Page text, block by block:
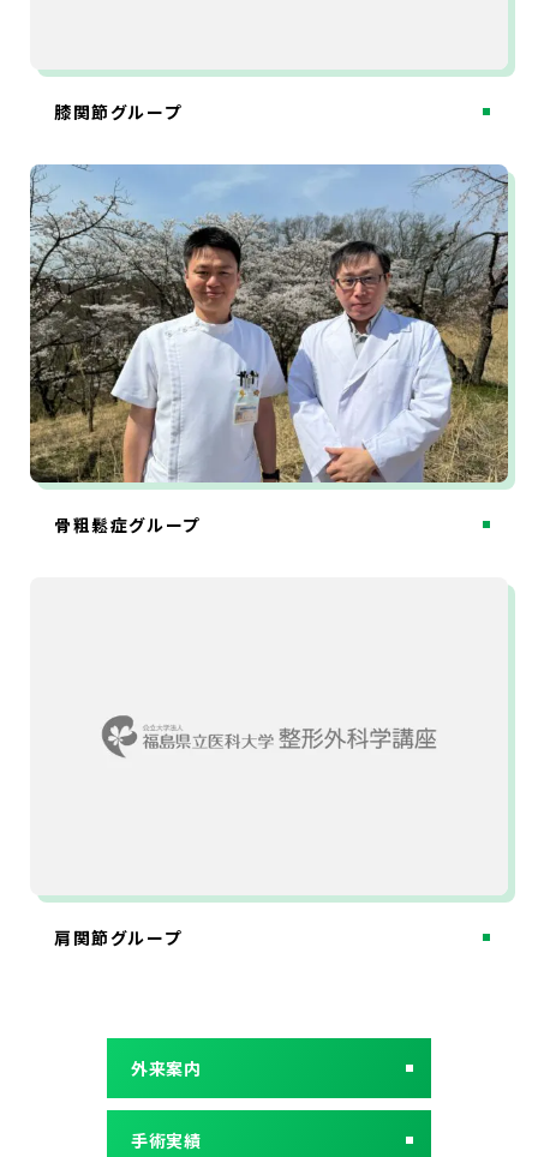
膝関節グループ
骨粗鬆症グループ
肩関節グループ
外来案内
手術実績